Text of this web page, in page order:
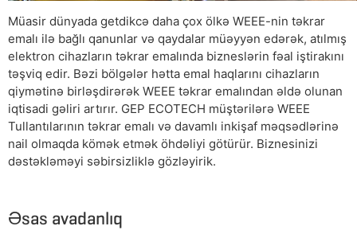
Müasir dünyada getdikcə daha çox ölkə WEEE-nin təkrar
emalı ilə bağlı qanunlar və qaydalar müəyyən edərək, atılmış
elektron cihazların təkrar emalında bizneslərin fəal iştirakını
təşviq edir. Bəzi bölgələr hətta emal haqlarını cihazların
qiymətinə birləşdirərək WEEE təkrar emalından əldə olunan
iqtisadi gəliri artırır. GEP ECOTECH müştərilərə WEEE
Tullantılarının təkrar emalı və davamlı inkişaf məqsədlərinə
nail olmaqda kömək etmək öhdəliyi götürür. Biznesinizi
dəstəkləməyi səbirsizliklə gözləyirik.
Əsas avadanlıq